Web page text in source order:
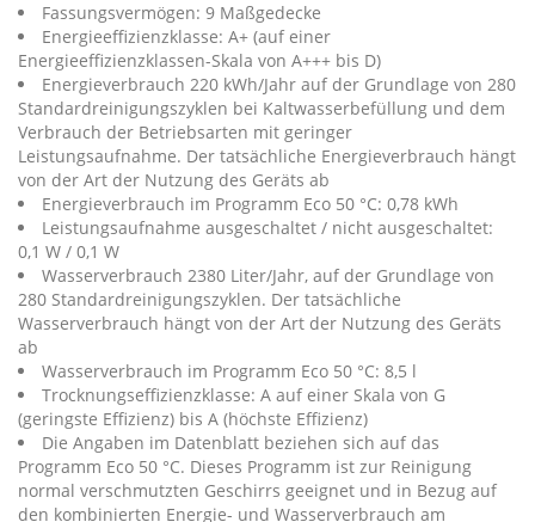
Fassungsvermögen: 9 Maßgedecke
Energieeffizienzklasse: A+ (auf einer
Energieeffizienzklassen-Skala von A+++ bis D)
Energieverbrauch 220 kWh/Jahr auf der Grundlage von 280
Standardreinigungszyklen bei Kaltwasserbefüllung und dem
Verbrauch der Betriebsarten mit geringer
Leistungsaufnahme. Der tatsächliche Energieverbrauch hängt
von der Art der Nutzung des Geräts ab
Energieverbrauch im Programm Eco 50 °C: 0,78 kWh
Leistungsaufnahme ausgeschaltet / nicht ausgeschaltet:
0,1 W / 0,1 W
Wasserverbrauch 2380 Liter/Jahr, auf der Grundlage von
280 Standardreinigungszyklen. Der tatsächliche
Wasserverbrauch hängt von der Art der Nutzung des Geräts
ab
Wasserverbrauch im Programm Eco 50 °C: 8,5 l
Trocknungseffizienzklasse: A auf einer Skala von G
(geringste Effizienz) bis A (höchste Effizienz)
Die Angaben im Datenblatt beziehen sich auf das
Programm Eco 50 °C. Dieses Programm ist zur Reinigung
normal verschmutzten Geschirrs geeignet und in Bezug auf
den kombinierten Energie- und Wasserverbrauch am